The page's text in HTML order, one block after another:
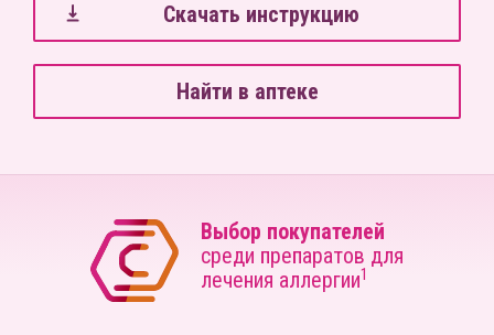
Скачать инструкцию
Найти в аптеке
Выбор покупателей
среди препаратов для
лечения аллергии1